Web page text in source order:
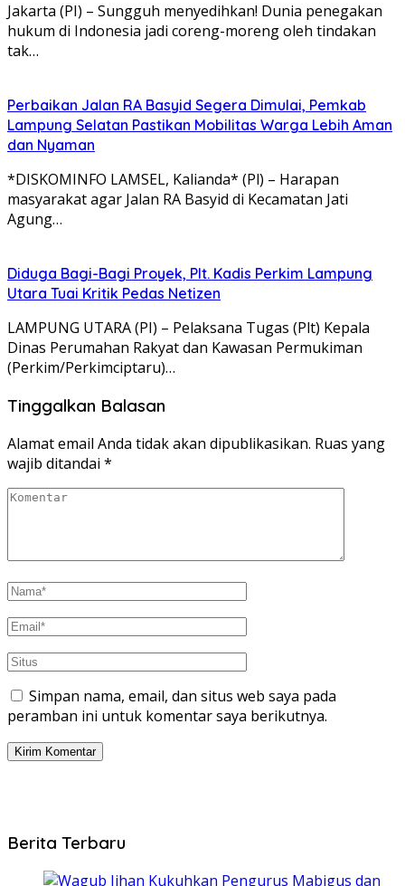
Jakarta (PI) – Sungguh menyedihkan! Dunia penegakan
hukum di Indonesia jadi coreng-moreng oleh tindakan
tak…
Perbaikan Jalan RA Basyid Segera Dimulai, Pemkab
Lampung Selatan Pastikan Mobilitas Warga Lebih Aman
dan Nyaman
*DISKOMINFO LAMSEL, Kalianda* (Pl) – Harapan
masyarakat agar Jalan RA Basyid di Kecamatan Jati
Agung…
Diduga Bagi-Bagi Proyek, Plt. Kadis Perkim Lampung
Utara Tuai Kritik Pedas Netizen
LAMPUNG UTARA (PI) – Pelaksana Tugas (Plt) Kepala
Dinas Perumahan Rakyat dan Kawasan Permukiman
(Perkim/Perkimciptaru)…
Tinggalkan Balasan
Alamat email Anda tidak akan dipublikasikan. Ruas yang
wajib ditandai *
Simpan nama, email, dan situs web saya pada
peramban ini untuk komentar saya berikutnya.
Berita Terbaru